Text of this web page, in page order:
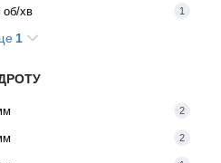
об/хв 1
об/хв
1
2
2